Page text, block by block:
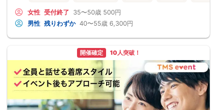
女性 受付終了 35〜50歳 500円
男性 残りわずか 40〜55歳 6,300円
開催確定 10人突破！